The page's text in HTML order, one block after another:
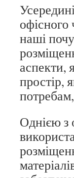
офісного
наші
аспекти,
простір,
Однією з